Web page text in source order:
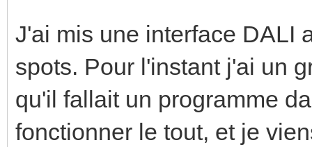
J'ai mis une interface DALI
spots. Pour l'instant j'ai un
qu'il fallait un programme
fonctionner le tout, et je